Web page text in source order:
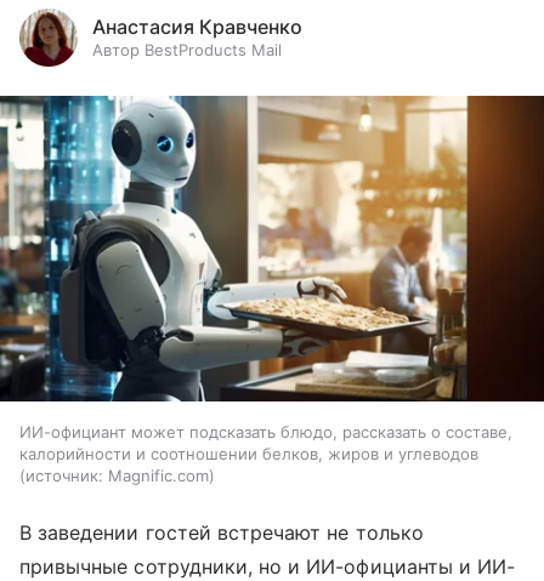
Анастасия Кравченко
Автор BestProducts Mail
ИИ-официант может подсказать блюдо, рассказать о составе,
калорийности и соотношении белков, жиров и углеводов
источник: Magnific.com
В заведении гостей встречают не только
привычные сотрудники, но и ИИ-официанты и ИИ-